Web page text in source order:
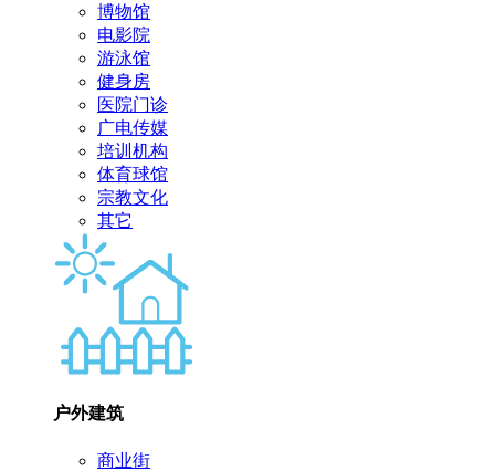
博物馆
电影院
游泳馆
健身房
医院门诊
广电传媒
培训机构
体育球馆
宗教文化
其它
户外建筑
商业街